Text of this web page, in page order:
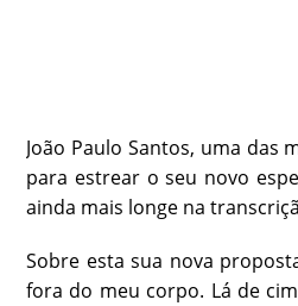
João Paulo Santos, uma das
para estrear o seu novo
ainda mais longe na
Sobre esta sua nova
fora do meu corpo. Lá de